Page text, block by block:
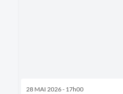
28 MAI 2026 - 17h00